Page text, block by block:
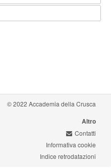
© 2022 Accademia della Crusca
Altro
Contatti
Informativa cookie
Indice retrodatazioni